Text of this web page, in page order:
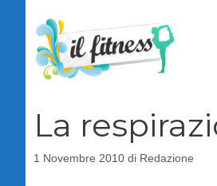
contenuto
La
1 Novembre 2010 di Redazione